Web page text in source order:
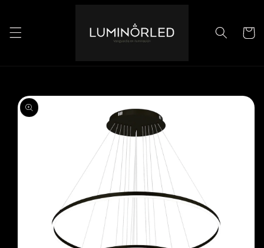
Carrito
directamente
a la
información